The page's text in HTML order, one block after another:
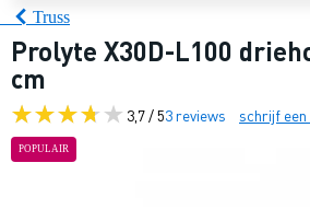
Truss
Prolyte X30D-L100
cm
3,7 / 53 reviews schrijf
POPULAIR